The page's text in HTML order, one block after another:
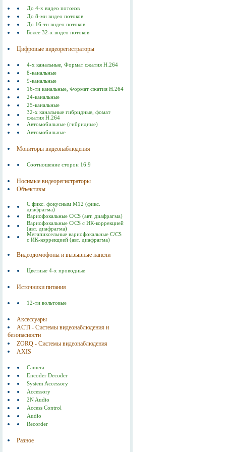
До 4-х видео потоков
До 8-ми видео потоков
До 16-ти видео потоков
Более 32-х видео потоков
Цифровые видеорегистраторы
4-х канальные, Формат сжатия Н.264
8-канальные
9-канальные
16-ти канальные, Формат сжатия Н.264
24-канальные
25-канальные
32-х канальные гибридные, фомат
сжатия H.264
Автомобильные (гибридные)
Автомобильные
Мониторы видеонаблюдения
Соотношение сторон 16:9
Носимые видеорегистраторы
Объективы
С фикс. фокусным M12 (фикс.
диафрагма)
Вариофокальные С/СS (авт. диафрагма)
Вариофокальные C/CS с ИК-коррекцией
(авт. диафрагма)
Мегапиксельные вариофокальные C/CS
с ИК-коррекцией (авт. диафрагма)
Видеодомофоны и вызывные панели
Цветные 4-х проводные
Источники питания
12-ти вольтовые
Аксессуары
ACTi - Системы видеонаблюдения и
безопасности
ZORQ - Системы видеонаблюдения
AXIS
Camera
Encoder Decoder
System Accessory
Accessory
2N Audio
Access Control
Audio
Recorder
Разное